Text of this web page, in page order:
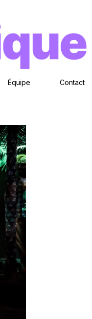
Équipe Contact